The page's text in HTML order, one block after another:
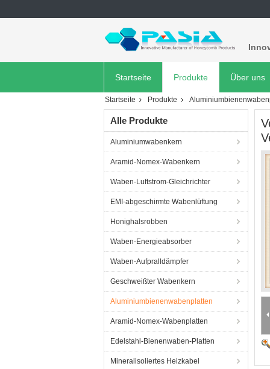
Startseite Produkte Über uns
Startseite Produkte
Alle Produkte
Aluminiumwabenkern
Aramid-Nomex-Wabenkern
Waben-Luftstrom-Gleichrichter
EMI-abgeschirmte Wabenlüftung
Honighalsrobben
Waben-Energieabsorber
Waben-Aufpralldämpfer
Geschweißter Wabenkern
Aluminiumbienenwabenplatten
Aramid-Nomex-Wabenplatten
Edelstahl-Bienenwaben-Platten
Mineralisoliertes Heizkabel